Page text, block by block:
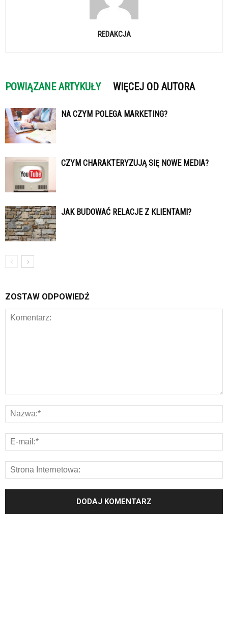
REDAKCJA
POWIĄZANE ARTYKUŁY WIĘCEJ OD AUTORA
NA CZYM POLEGA MARKETING?
CZYM CHARAKTERYZUJĄ SIĘ NOWE MEDIA?
JAK BUDOWAĆ RELACJE Z KLIENTAMI?
ZOSTAW ODPOWIEDŹ